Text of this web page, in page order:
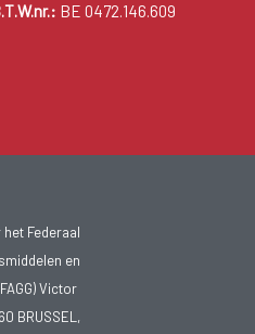
BE 0472.146.609
Federaal
en
Victor
BRUSSEL,